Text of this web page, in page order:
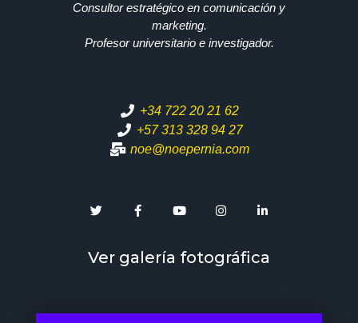
Consultor estratégico en comunicación y
marketing.
Profesor universitario e investigador.
+34 722 20 21 62
+57 313 328 94 27
noe@noepernia.com
Ver galería fotográfica